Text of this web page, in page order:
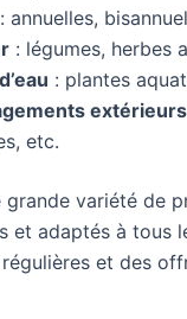
: annuelles,
: légumes, herbes
: plantes
extérieurs
etc.
variété de
et adaptés à tous
et des